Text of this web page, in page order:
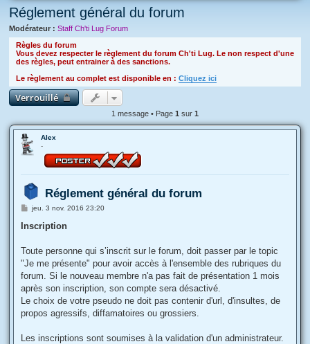
Réglement général du forum
Modérateur : Staff Ch'ti Lug Forum
Règles du forum
Vous devez respecter le règlement du forum Ch'ti Lug. Le non respect d'une
des règles, peut entrainer à des sanctions.
Le règlement au complet est disponible en : Cliquez ici
Verrouillé
1 message • Page 1 sur 1
Alex
-
Réglement général du forum
M
s
g
jeu. 3 nov. 2016 23:20
Inscription
Toute personne qui s’inscrit sur le forum, doit passer par le topic
"Je me présente" pour avoir accès à l'ensemble des rubriques du
forum. Si le nouveau membre n'a pas fait de présentation 1 mois
après son inscription, son compte sera désactivé.
Le choix de votre pseudo ne doit pas contenir d'url, d'insultes, de
propos agressifs, diffamatoires ou grossiers.
Les inscriptions sont soumises à la validation d'un administrateur.